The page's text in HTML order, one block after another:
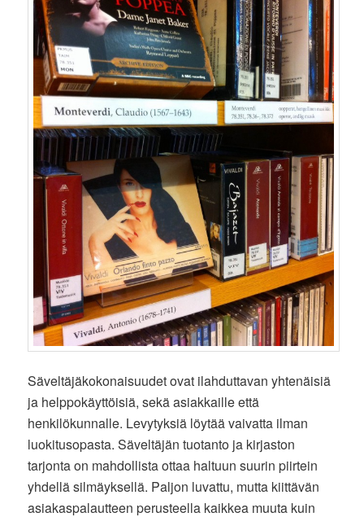
Säveltäjäkokonaisuudet ovat ilahduttavan yhtenäisiä
ja helppokäyttöisiä, sekä asiakkaille että
henkilökunnalle. Levytyksiä löytää vaivatta ilman
luokitusopasta. Säveltäjän tuotanto ja kirjaston
tarjonta on mahdollista ottaa haltuun suurin piirtein
yhdellä silmäyksellä. Paljon luvattu, mutta kiittävän
asiakaspalautteen perusteella kaikkea muuta kuin